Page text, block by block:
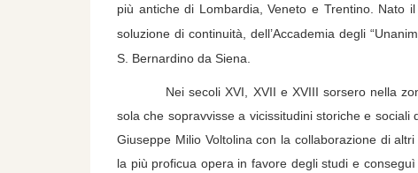
più antiche di Lombardia, Veneto e Trentino. Nato
soluzione di continuità, dell’Accademia degli
S. Bernardino da Siena.
Nei secoli XVI, XVII e XVIII sorsero nella zona
sola che sopravvisse a vicissitudini storiche e
Giuseppe Milio Voltolina con la collaborazione di
la più proficua opera in favore degli studi e